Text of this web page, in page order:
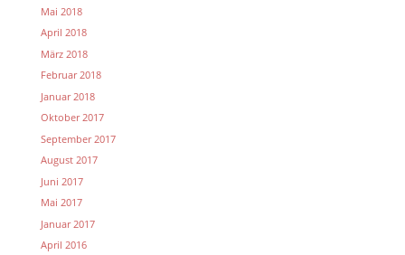
Mai 2018
April 2018
März 2018
Februar 2018
Januar 2018
Oktober 2017
September 2017
August 2017
Juni 2017
Mai 2017
Januar 2017
April 2016